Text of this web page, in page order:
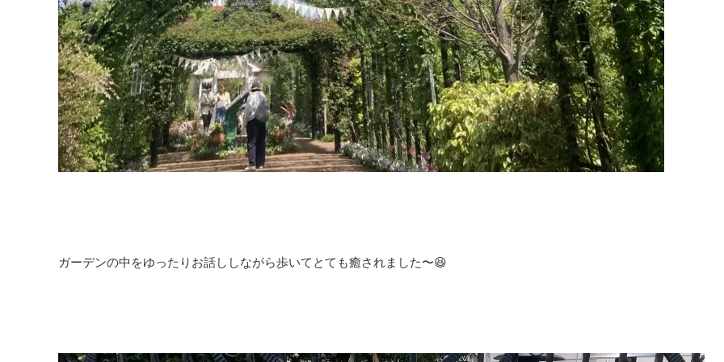
ガーデンの中をゆったりお話ししながら歩いてとても癒されました〜😆